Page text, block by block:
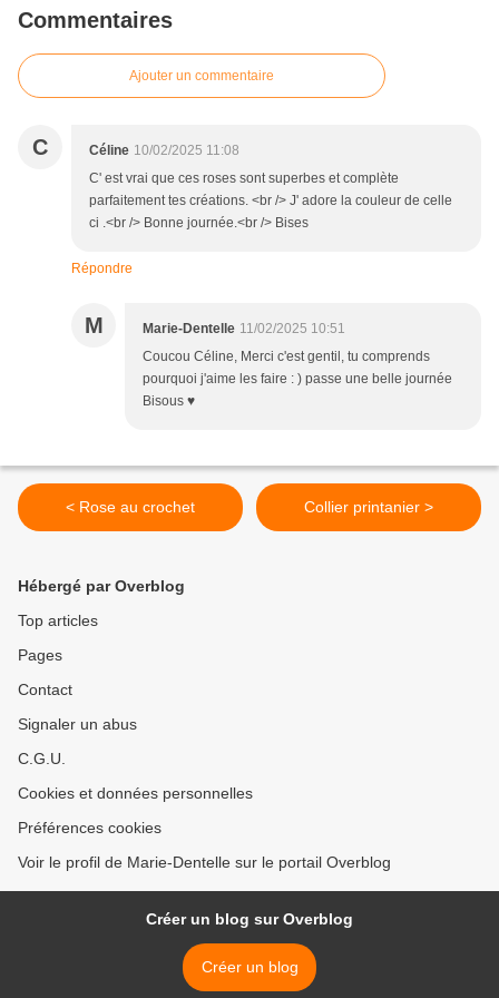
Commentaires
Ajouter un commentaire
C Céline 10/02/2025 11:08
C' est vrai que ces roses sont superbes et complète
parfaitement tes créations. <br /> J' adore la couleur de celle
ci .<br /> Bonne journée.<br /> Bises
Répondre
M Marie-Dentelle 11/02/2025 10:51
Coucou Céline, Merci c'est gentil, tu comprends
pourquoi j'aime les faire : ) passe une belle journée
Bisous ♥
< Rose au crochet Collier printanier >
Hébergé par Overblog
Top articles
Pages
Contact
Signaler un abus
C.G.U.
Cookies et données personnelles
Préférences cookies
Voir le profil de Marie-Dentelle sur le portail Overblog
Créer un blog sur Overblog
Créer un blog